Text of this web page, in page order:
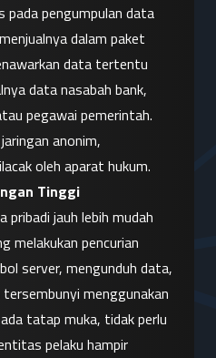
pada pengumpulan data
dalam paket
data tertentu
data nasabah bank,
pegawai pemerintah.
anonim,
oleh aparat hukum.
Tinggi
pribadi jauh lebih mudah
melakukan pencurian
server, mengunduh data,
menggunakan
tatap muka, tidak perlu
pelaku hampir